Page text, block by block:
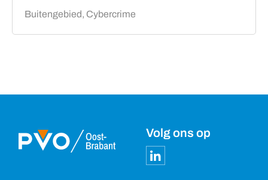
Buitengebied, Cybercrime
Volg ons op